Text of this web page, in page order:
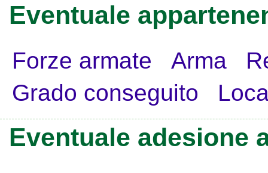
Eventuale
Forze armate Arma
Grado conseguito
Eventuale adesione